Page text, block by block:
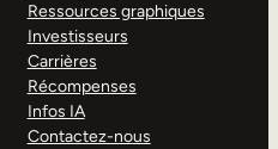
Ressources graphiques
Investisseurs
Carrières
Récompenses
Infos IA
Contactez-nous